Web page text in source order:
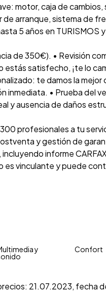
motor, caja de cambios,
arranque, sistema de
5 años en TURISMOS
de 350€). • Revisión
estás satisfecho, ¡te lo
te damos la mejor
• Prueba del
y ausencia de daños
profesionales a tu
y gestión de
informe
es vinculante y puede
21.07.2023, fecha
y Confort